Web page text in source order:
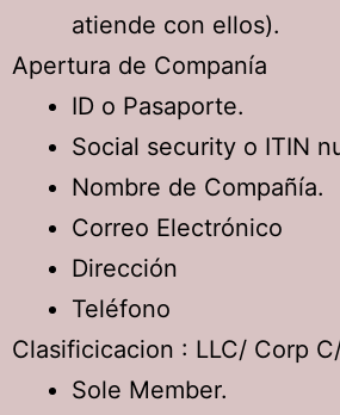
atiende con ellos).
Apertura de Companía
ID o Pasaporte.
Social security o ITIN
Nombre de Compañía.
Correo Electrónico
Dirección
Teléfono
Clasificicacion : LLC/ Corp
Sole Member.